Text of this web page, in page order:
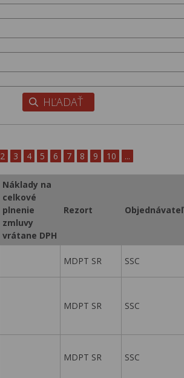
2 3 4 5 6 7 8 9 10 ...
Náklady na
celkové
plnenie
zmluvy
vrátane DPH
Rezort Objednávateľ
MDPT SR SSC
MDPT SR SSC
MDPT SR SSC